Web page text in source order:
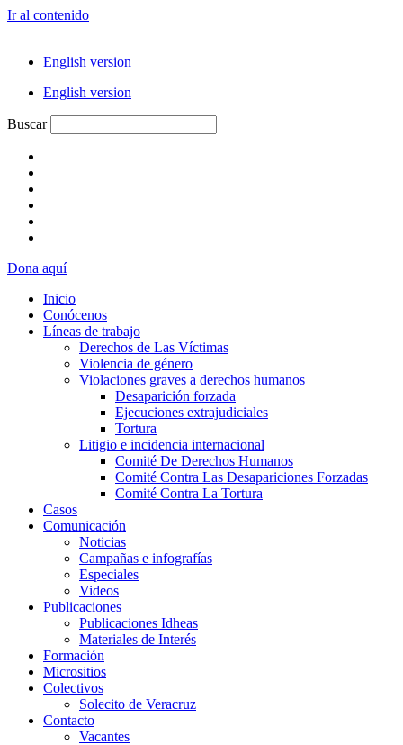
Ir al contenido
English version
English version
Buscar
Dona aquí
Inicio
Conócenos
Líneas de trabajo
Derechos de Las Víctimas
Violencia de género
Violaciones graves a derechos humanos
Desaparición forzada​
Ejecuciones extrajudiciales
Tortura
Litigio e incidencia internacional
Comité De Derechos Humanos​
Comité Contra Las Desapariciones Forzadas
Comité Contra La Tortura​
Casos
Comunicación
Noticias
Campañas e infografías
Especiales
Videos
Publicaciones
Publicaciones Idheas
Materiales de Interés
Formación
Micrositios
Colectivos
Solecito de Veracruz
Contacto
Vacantes